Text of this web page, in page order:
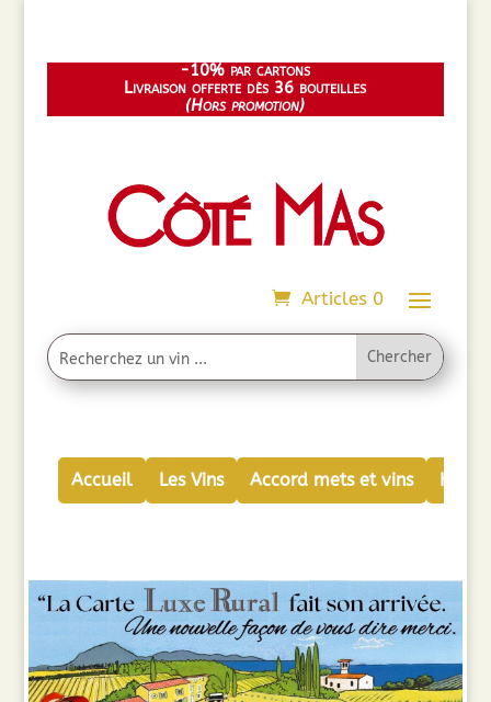
-10% par cartons
Livraison offerte dès 36 bouteilles
(Hors promotion)
Articles 0
Accueil Les Vins Accord mets et vins